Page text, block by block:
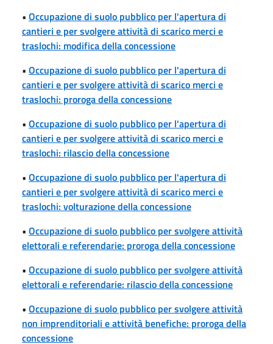
• Occupazione di suolo pubblico per l'apertura di
cantieri e per svolgere attività di scarico merci e
traslochi: modifica della concessione
• Occupazione di suolo pubblico per l'apertura di
cantieri e per svolgere attività di scarico merci e
traslochi: proroga della concessione
• Occupazione di suolo pubblico per l'apertura di
cantieri e per svolgere attività di scarico merci e
traslochi: rilascio della concessione
• Occupazione di suolo pubblico per l'apertura di
cantieri e per svolgere attività di scarico merci e
traslochi: volturazione della concessione
• Occupazione di suolo pubblico per svolgere attività
elettorali e referendarie: proroga della concessione
• Occupazione di suolo pubblico per svolgere attività
elettorali e referendarie: rilascio della concessione
• Occupazione di suolo pubblico per svolgere attività
non imprenditoriali e attività benefiche: proroga della
concessione